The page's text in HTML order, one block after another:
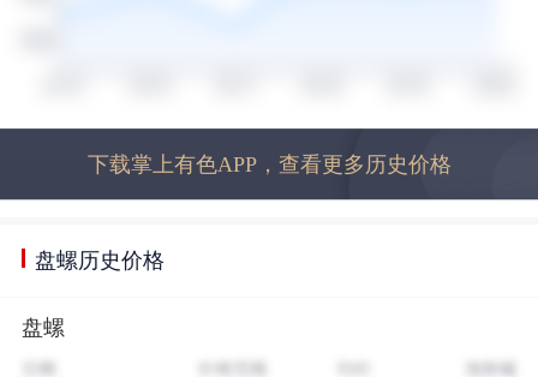
下载掌上有色APP，查看更多历史价格
盘螺历史价格
盘螺